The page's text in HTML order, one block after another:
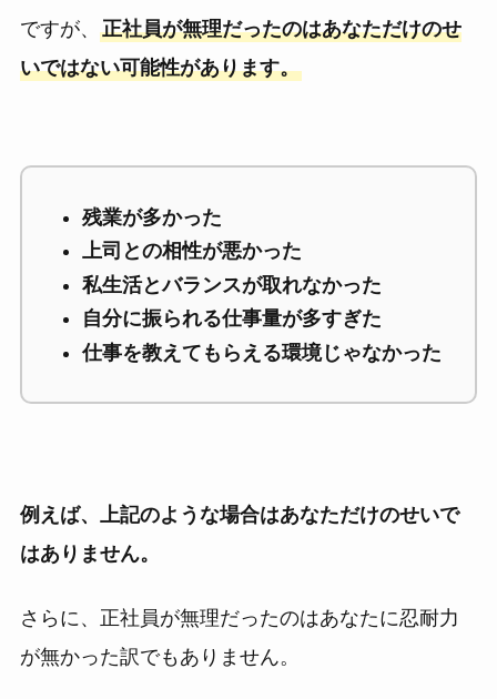
ですが、 正社員が無理だったのはあなただけのせ
いではない可能性があります。
残業が多かった
上司との相性が悪かった
私生活とバランスが取れなかった
自分に振られる仕事量が多すぎた
仕事を教えてもらえる環境じゃなかった
例えば、上記のような場合はあなただけのせいで
はありません。
さらに、正社員が無理だったのはあなたに忍耐力
が無かった訳でもありません。